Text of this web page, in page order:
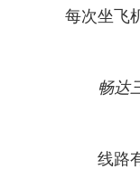
每次坐飞
畅达
线路